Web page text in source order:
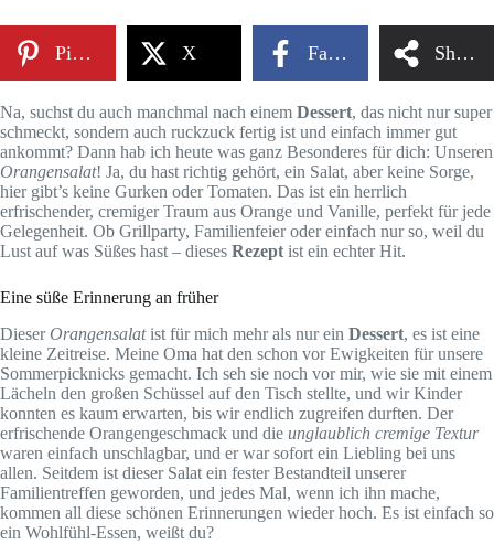
Pinterest X Facebook Share
Na, suchst du auch manchmal nach einem Dessert, das nicht nur super
schmeckt, sondern auch ruckzuck fertig ist und einfach immer gut
ankommt? Dann hab ich heute was ganz Besonderes für dich: Unseren
Orangensalat! Ja, du hast richtig gehört, ein Salat, aber keine Sorge,
hier gibt’s keine Gurken oder Tomaten. Das ist ein herrlich
erfrischender, cremiger Traum aus Orange und Vanille, perfekt für jede
Gelegenheit. Ob Grillparty, Familienfeier oder einfach nur so, weil du
Lust auf was Süßes hast – dieses Rezept ist ein echter Hit.
Eine süße Erinnerung an früher
Dieser Orangensalatist für mich mehr als nur ein Dessert, es ist eine
kleine Zeitreise. Meine Oma hat den schon vor Ewigkeiten für unsere
Sommerpicknicks gemacht. Ich seh sie noch vor mir, wie sie mit einem
Lächeln den großen Schüssel auf den Tisch stellte, und wir Kinder
konnten es kaum erwarten, bis wir endlich zugreifen durften. Der
erfrischende Orangengeschmack und die unglaublich cremige Textur
waren einfach unschlagbar, und er war sofort ein Liebling bei uns
allen. Seitdem ist dieser Salat ein fester Bestandteil unserer
Familientreffen geworden, und jedes Mal, wenn ich ihn mache,
kommen all diese schönen Erinnerungen wieder hoch. Es ist einfach so
ein Wohlfühl-Essen, weißt du?